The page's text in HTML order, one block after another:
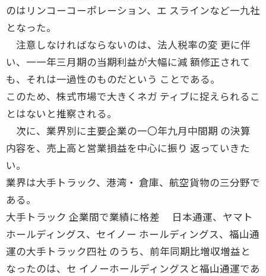
のはリンコーコーポレーション、エ スラインなど一九社
となった。
注意しなければならないのは、法人税率の変 更に伴
い、一一年三月期の当期利益が大幅に減 額修正されて
も、それは一過性のものだという ことである。
このため、株式市場で大きくネガ ティブに捉えられるこ
とはないと推察される。
次に、業界別に主要企業の一〇年九月中間期 の決算
内容を、売上高と営業損益を中心に振り 返っていきた
い。
業界は大手トラック、港湾・ 倉庫、航空貨物の三分野で
ある。
大手トラック 企業間で業績に格差 日本通運、ヤマト
ホールディングス、セイノー ホールディングス、福山通
運の大手トラック四社 のうち、前年同期比増収増益と
なったのは、セ イノーホールディングスと福山通運であ